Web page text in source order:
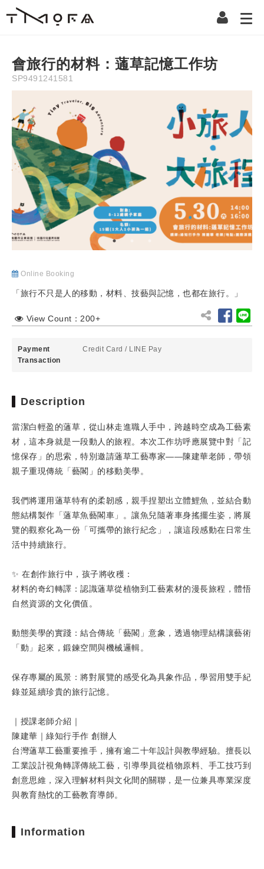
Description Information Precaution
會旅行的材料：蓪草記憶工作坊
SP9491241581
Online Booking
「旅行不只是人的移動，材料、技藝與記憶，也都在旅行。」
View Count：200+
Payment
Transaction
Credit Card /LINE Pay
Description
當潔白輕盈的蓪草，從山林走進職人手中，跨越時空成為工藝素
材，這本身就是一段動人的旅程。本次工作坊呼應展覽中對「記
憶保存」的思索，特別邀請蓪草工藝專家——陳建華老師，帶領
親子重現傳統「藝閣」的移動美學。
我們將運用蓪草特有的柔韌感，親手捏塑出立體鯉魚，並結合動
態結構製作「蓪草魚藝閣車」。讓魚兒隨著車身搖擺生姿，將展
覽的觀察化為一份「可攜帶的旅行紀念」，讓這段感動在日常生
活中持續旅行。
✨ 在創作旅行中，孩子將收穫：
材料的奇幻轉譯：認識蓪草從植物到工藝素材的漫長旅程，體悟
自然資源的文化價值。
動態美學的實踐：結合傳統「藝閣」意象，透過物理結構讓藝術
「動」起來，鍛鍊空間與機械邏輯。
保存專屬的風景：將對展覽的感受化為具象作品，學習用雙手紀
錄並延續珍貴的旅行記憶。
｜授課老師介紹｜
陳建華｜綠知行手作 創辦人
台灣蓪草工藝重要推手，擁有逾二十年設計與教學經驗。擅長以
工業設計視角轉譯傳統工藝，引導學員從植物原料、手工技巧到
創意思維，深入理解材料與文化間的關聯，是一位兼具專業深度
與教育熱忱的工藝教育導師。
Information